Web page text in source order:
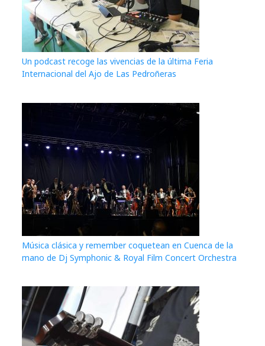
Un podcast recoge las vivencias de la última Feria
Internacional del Ajo de Las Pedroñeras
Música clásica y remember coquetean en Cuenca de la
mano de Dj Symphonic & Royal Film Concert Orchestra